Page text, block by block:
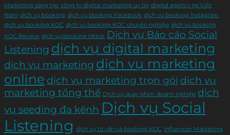
Marketing sáng tạo công ty digital marketing uy tín digital agency tại Việt
Nam dịch vụ booking dịch vụ booking Facebook dịch vụ booking Instagram
dịch vụ booking KOC dịch vụ booking KOC chuyên nghiệp dịch vụ booking
KOC Review dịch vụ booking tiktok Dịch vụ Báo cáo Social
Listening dịch vụ digital marketing
dịch vụ marketing dịch vụ marketing
online dịch vụ marketing trọn gói dịch vụ
marketing tổng thể Dịch vụ quay phim doanh nghiệp dịch
vụ seeding đa kênh Dịch vụ Social
Listening dịch vụ tư vấn và booking KOC Influencer Marketing